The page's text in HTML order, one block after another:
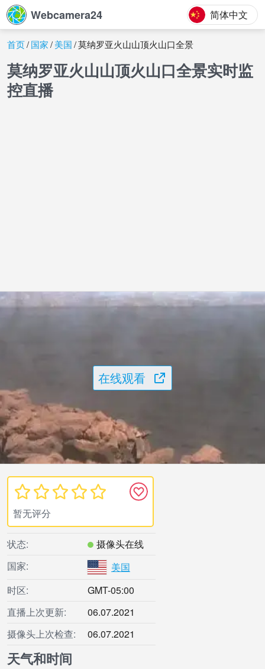
Webcamera24 简体中文
首页 国家 美国 莫纳罗亚火山山顶火山口全景
莫纳罗亚火山山顶火山口全景实时监
控直播
在线观看
暂无评分
状态:
摄像头在线
国家:
美国
时区:
GMT-05:00
直播上次更新:
06.07.2021
摄像头上次检查:
06.07.2021
天气和时间